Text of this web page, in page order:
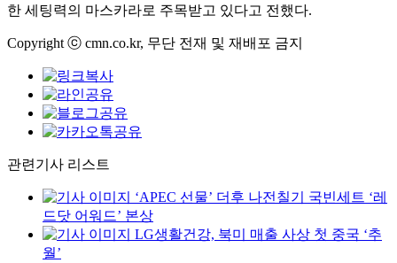
한 세팅력의 마스카라로 주목받고 있다고 전했다.
Copyright ⓒ cmn.co.kr, 무단 전재 및 재배포 금지
관련기사 리스트
‘APEC 선물’ 더후 나전칠기 국빈세트 ‘레
드닷 어워드’ 본상
LG생활건강, 북미 매출 사상 첫 중국 ‘추
월’